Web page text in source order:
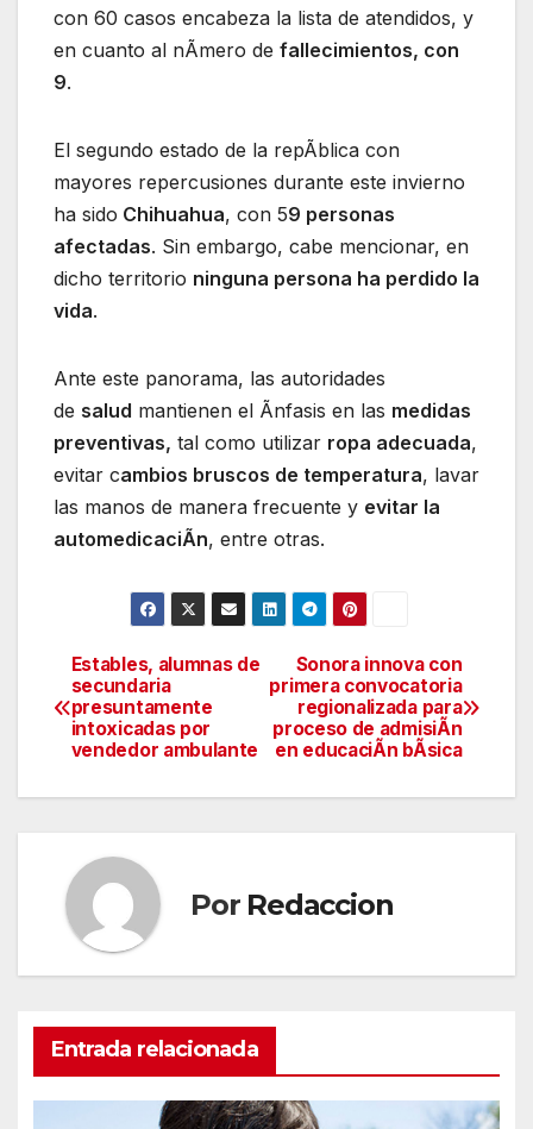
con 60 casos encabeza la lista de atendidos, y
en cuanto al nÃmero de fallecimientos, con
9.
El segundo estado de la repÃblica con
mayores repercusiones durante este invierno
ha sido Chihuahua, con 59 personas
afectadas. Sin embargo, cabe mencionar, en
dicho territorio ninguna persona ha perdido la
vida.
Ante este panorama, las autoridades
de salud mantienen el Ãnfasis en las medidas
preventivas, tal como utilizar ropa adecuada,
evitar cambios bruscos de temperatura, lavar
las manos de manera frecuente y evitar la
automedicaciÃn, entre otras.
Navegación
de
Sonora innova con
primera convocatoria
regionalizada para
proceso de admisiÃn
en educaciÃn bÃsica
Estables, alumnas de
secundaria
presuntamente
intoxicadas por
vendedor ambulante
Por Redaccion
Entrada relacionada